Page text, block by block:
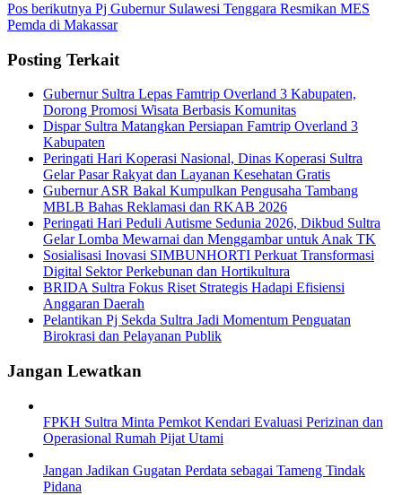
Pos berikutnya Pj Gubernur Sulawesi Tenggara Resmikan MES
Pemda di Makassar
Posting Terkait
Gubernur Sultra Lepas Famtrip Overland 3 Kabupaten,
Dorong Promosi Wisata Berbasis Komunitas
Dispar Sultra Matangkan Persiapan Famtrip Overland 3
Kabupaten
Peringati Hari Koperasi Nasional, Dinas Koperasi Sultra
Gelar Pasar Rakyat dan Layanan Kesehatan Gratis
Gubernur ASR Bakal Kumpulkan Pengusaha Tambang
MBLB Bahas Reklamasi dan RKAB 2026
Peringati Hari Peduli Autisme Sedunia 2026, Dikbud Sultra
Gelar Lomba Mewarnai dan Menggambar untuk Anak TK
Sosialisasi Inovasi SIMBUNHORTI Perkuat Transformasi
Digital Sektor Perkebunan dan Hortikultura
BRIDA Sultra Fokus Riset Strategis Hadapi Efisiensi
Anggaran Daerah
Pelantikan Pj Sekda Sultra Jadi Momentum Penguatan
Birokrasi dan Pelayanan Publik
Jangan Lewatkan
FPKH Sultra Minta Pemkot Kendari Evaluasi Perizinan dan
Operasional Rumah Pijat Utami
Jangan Jadikan Gugatan Perdata sebagai Tameng Tindak
Pidana